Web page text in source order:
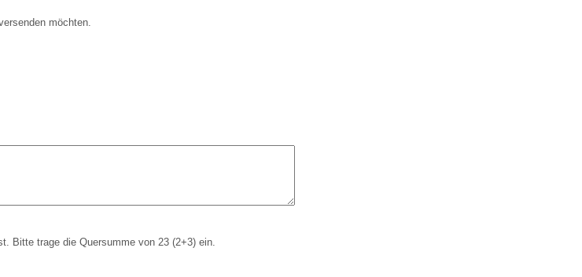
möchten.
Bitte trage die Quersumme von 23 (2+3) ein.